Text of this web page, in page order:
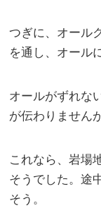
つぎに、オール
を通し、オール
オールがずれな
が伝わりません
これなら、岩場
そうでした。途
そう。